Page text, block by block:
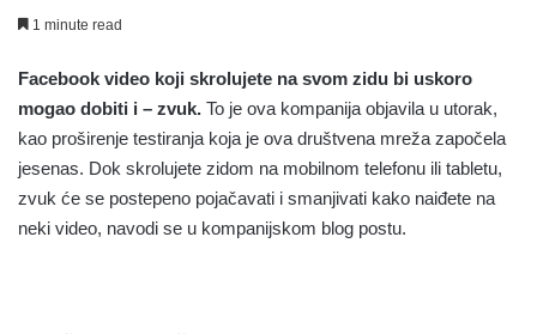
1 minute read
Facebook video koji skrolujete na svom zidu bi uskoro
mogao dobiti i – zvuk. To je ova kompanija objavila u utorak,
kao proširenje testiranja koja je ova društvena mreža započela
jesenas. Dok skrolujete zidom na mobilnom telefonu ili tabletu,
zvuk će se postepeno pojačavati i smanjivati kako naiđete na
neki video, navodi se u kompanijskom blog postu.